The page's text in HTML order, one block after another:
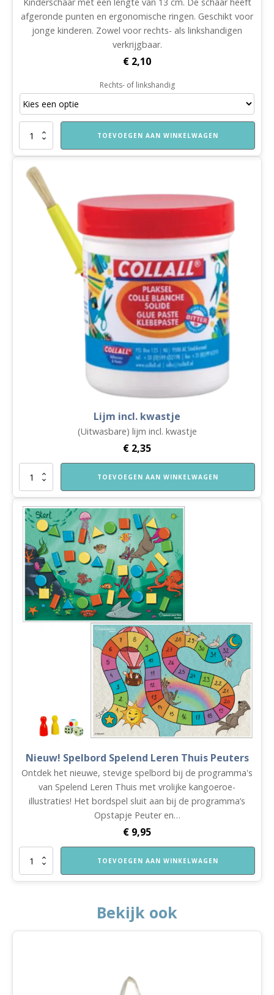
Bekijk ook
afgeronde punten en ergonomische ringen. Geschikt voor
jonge kinderen. Zowel voor rechts- als linkshandigen
verkrijgbaar.
€ 2,10
Rechts- of linkshandig
Kinderschaar
TOEVOEGEN AAN WINKELWAGEN
Lijm incl. kwastje
(Uitwasbare) lijm incl. kwastje
€ 2,35
Lijm
kwastje
aantal
TOEVOEGEN AAN WINKELWAGEN
Nieuw! Spelbord Spelend Leren Thuis Peuters
Ontdek het nieuwe, stevige spelbord bij de programma's
van Spelend Leren Thuis met vrolijke kangoeroe-
illustraties! Het bordspel sluit aan bij de programma’s
Opstapje Peuter en…
€ 9,95
Nieuw!
Spelend
TOEVOEGEN AAN WINKELWAGEN